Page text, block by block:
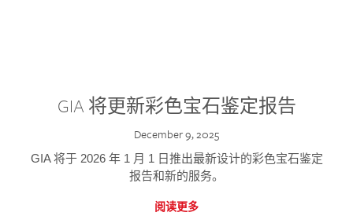
GIA 将更新彩色宝石鉴定报告
December 9, 2025
GIA 将于 2026 年 1 月 1 日推出最新设计的彩色宝石鉴定
报告和新的服务。
阅读更多